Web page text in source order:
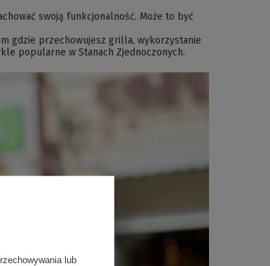
swoją funkcjonalność. Może to być
gdzie przechowujesz grilla, wykorzystanie
popularne w Stanach Zjednoczonych.
lub